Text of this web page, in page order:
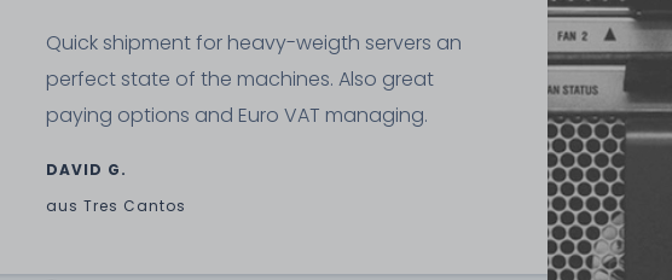
Quick shipment for heavy-weigth servers an
perfect state of the machines. Also great
paying options and Euro VAT managing.
DAVID G.
aus Tres Cantos